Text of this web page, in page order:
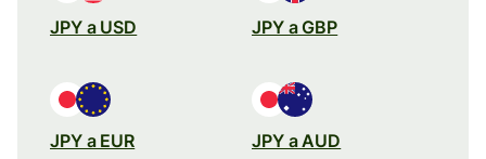
JPY a USD JPY a GBP
JPY a EUR JPY a AUD